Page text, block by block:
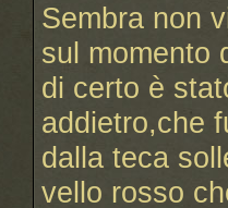
Sembra non
sul momento
di certo è
addietro,che
dalla teca
vello rosso